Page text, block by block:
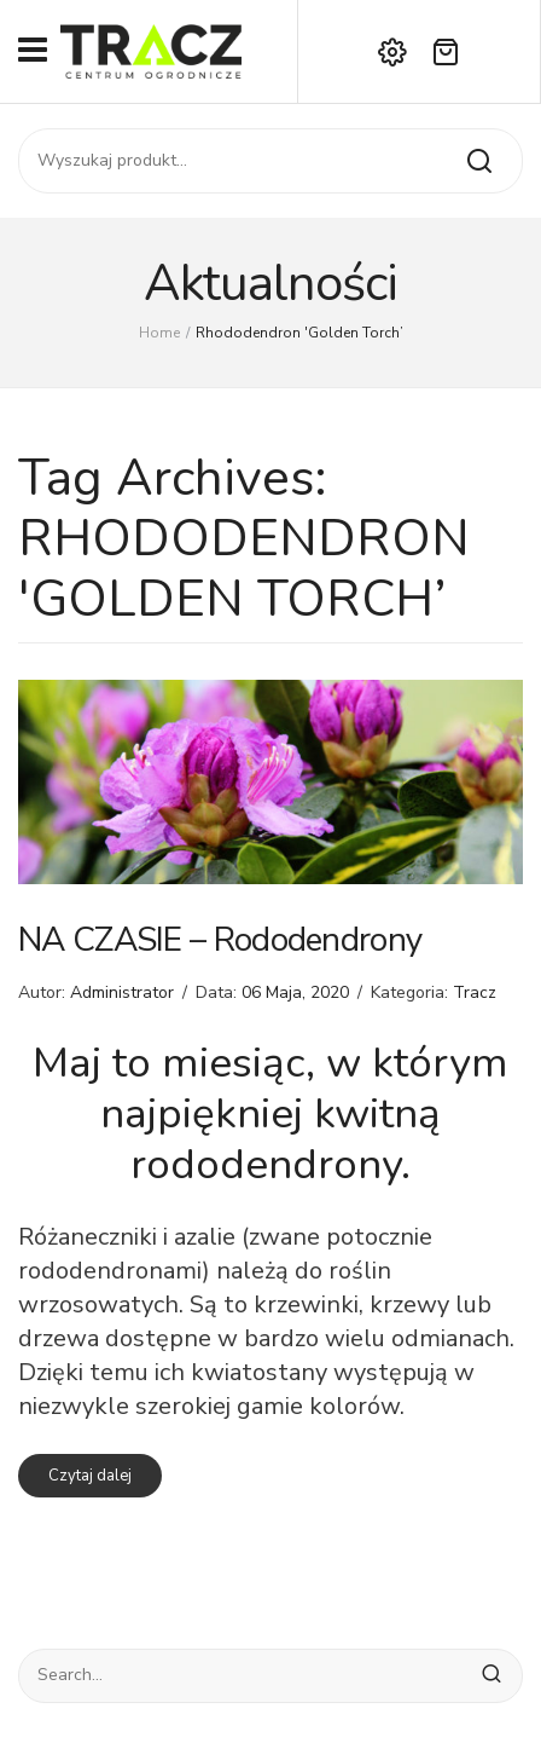
START
SKLEP
Kontakt
Brak produktów w koszyku.
Aktualności
Home / Rhododendron 'Golden Torch’
Tag Archives:
RHODODENDRON
'GOLDEN TORCH’
NA CZASIE – Rododendrony
Autor: Administrator / Data: 06 Maja, 2020 / Kategoria: Tracz
Maj to miesiąc, w którym
najpiękniej kwitną
rododendrony.
Różaneczniki i azalie (zwane potocznie
rododendronami) należą do roślin
wrzosowatych. Są to krzewinki, krzewy lub
drzewa dostępne w bardzo wielu odmianach.
Dzięki temu ich kwiatostany występują w
niezwykle szerokiej gamie kolorów.
Czytaj dalej